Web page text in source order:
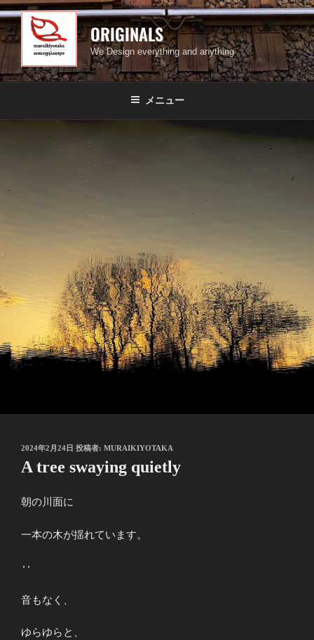
コ
ン
テ
ン
ツ
ORIGINALS
We Design everything and anything
メニュー
投
稿
日:
2024年2月24日 投稿者: MURAIKIYOTAKA
A tree swaying quietly
朝の川面に
一本の木が揺れています。
‥
音もなく、
ゆらゆらと、